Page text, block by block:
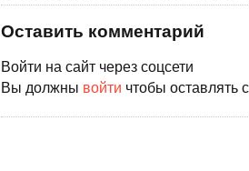
Оставить комментарий
Войти на сайт через соцсети
Вы должны войти чтобы оставлять